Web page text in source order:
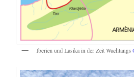
Iberien und Lasika in der Zeit Wachtangs